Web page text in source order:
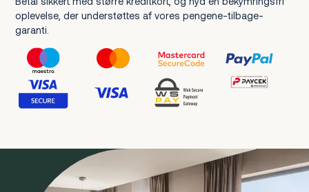
oplevelse, der understøttes af vores pengene-tilbage-
garanti.